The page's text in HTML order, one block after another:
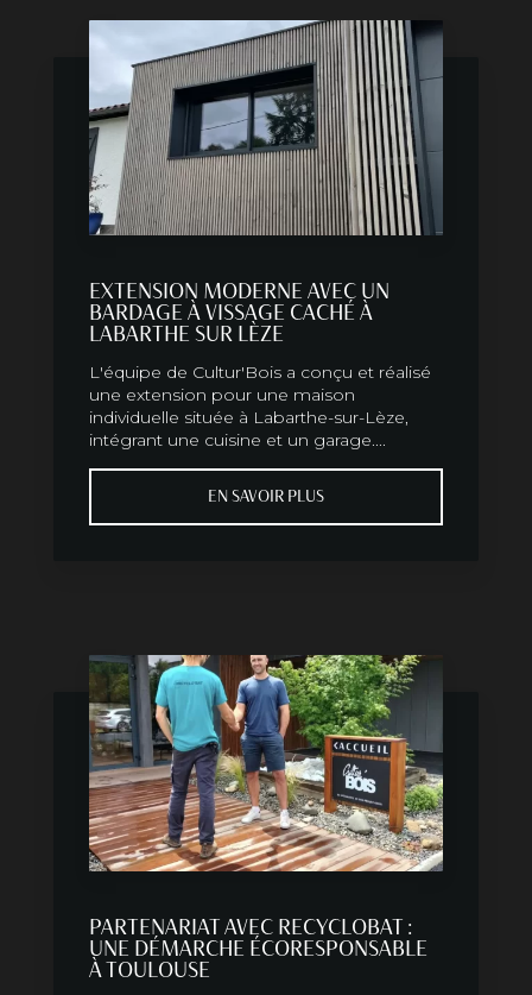
EXTENSION MODERNE AVEC UN
BARDAGE À VISSAGE CACHÉ À
LABARTHE SUR LÈZE
L'équipe de Cultur'Bois a conçu et réalisé
une extension pour une maison
individuelle située à Labarthe-sur-Lèze,
intégrant une cuisine et un garage....
EN SAVOIR PLUS
PARTENARIAT AVEC RECYCLOBAT :
UNE DÉMARCHE ÉCORESPONSABLE
À TOULOUSE